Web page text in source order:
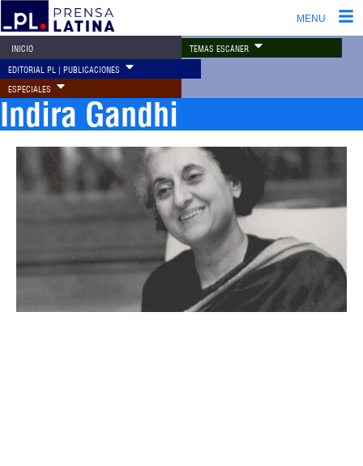
MENU
INICIO TEMAS ESCÁNER
EDITORIAL PL | PUBLICACIONES
ESPECIALES
Indira Gandhi